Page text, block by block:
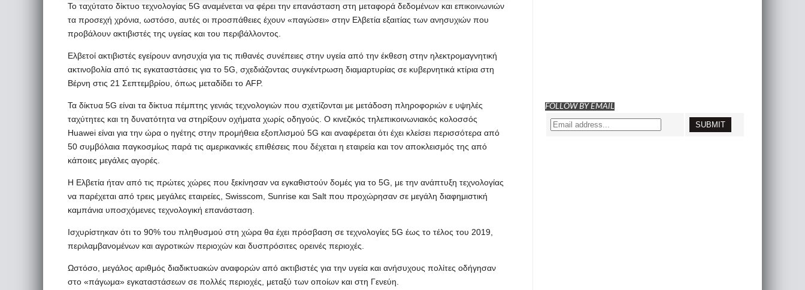
Το ταχύτατο δίκτυο τεχνολογίας 5G αναμένεται να φέρει την επανάσταση στη μεταφορά δεδομένων και επικοινωνιών
τα προσεχή χρόνια, ωστόσο, αυτές οι προσπάθειες έχουν «παγώσει» στην Ελβετία εξαιτίας των ανησυχιών που
προβάλουν ακτιβιστές της υγείας και του περιβάλλοντος.
Ελβετοί ακτιβιστές εγείρουν ανησυχία για τις πιθανές συνέπειες στην υγεία από την έκθεση στην ηλεκτρομαγνητική
ακτινοβολία από τις εγκαταστάσεις για το 5G, σχεδιάζοντας συγκέντρωση διαμαρτυρίας σε κυβερνητικά κτίρια στη
Βέρνη στις 21 Σεπτεμβρίου, όπως μεταδίδει το AFP.
Τα δίκτυα 5G είναι τα δίκτυα πέμπτης γενιάς τεχνολογιών που σχετίζονται με μετάδοση πληροφοριών ε υψηλές
ταχύτητες και τη δυνατότητα να στηρίξουν οχήματα χωρίς οδηγούς. Ο κινεζικός τηλεπικοινωνιακός κολοσσός
Huawei είναι για την ώρα ο ηγέτης στην προμήθεια εξοπλισμού 5G και αναφέρεται ότι έχει κλείσει περισσότερα από
50 συμβόλαια παγκοσμίως παρά τις αμερικανικές επιθέσεις που δέχεται η εταιρεία και τον αποκλεισμός της από
κάποιες μεγάλες αγορές.
Η Ελβετία ήταν από τις πρώτες χώρες που ξεκίνησαν να εγκαθιστούν δομές για το 5G, με την ανάπτυξη τεχνολογίας
να παρέχεται από τρεις μεγάλες εταιρείες, Swisscom, Sunrise και Salt που προχώρησαν σε μεγάλη διαφημιστική
καμπάνια υποσχόμενες τεχνολογική επανάσταση.
Ισχυρίστηκαν ότι το 90% του πληθυσμού στη χώρα θα έχει πρόσβαση σε τεχνολογίες 5G έως το τέλος του 2019,
περιλαμβανομένων και αγροτικών περιοχών και δυσπρόσιτες ορεινές περιοχές.
Ωστόσο, μεγάλος αριθμός διαδικτυακών αναφορών από ακτιβιστές για την υγεία και ανήσυχους πολίτες οδήγησαν
στο «πάγωμα» εγκαταστάσεων σε πολλές περιοχές, μεταξύ των οποίων και στη Γενεύη.
FOLLOW BY EMAIL